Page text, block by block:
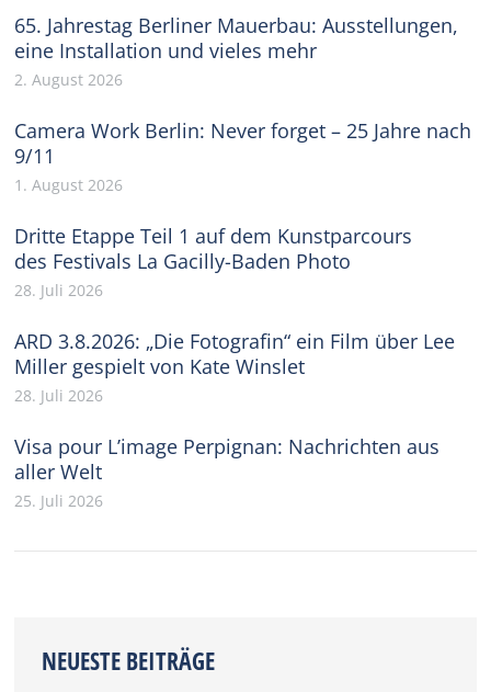
65. Jahrestag Berliner Mauerbau: Ausstellungen,
eine Installation und vieles mehr
2. August 2026
Camera Work Berlin: Never forget – 25 Jahre nach
9/11
1. August 2026
Dritte Etappe Teil 1 auf dem Kunstparcours
des Festivals La Gacilly-Baden Photo
28. Juli 2026
ARD 3.8.2026: „Die Fotografin“ ein Film über Lee
Miller gespielt von Kate Winslet
28. Juli 2026
Visa pour L’image Perpignan: Nachrichten aus
aller Welt
25. Juli 2026
NEUESTE BEITRÄGE